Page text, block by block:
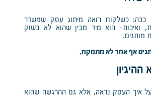
ככה: כשלקוח רואה מיתוג עסק שמשדר
ואיכות- הוא מיד מבין שהוא לא בשוק
מותגים.
אף אחד לא מתמקח.
איך העסק נראה, אלא גם ההרגשה שהוא